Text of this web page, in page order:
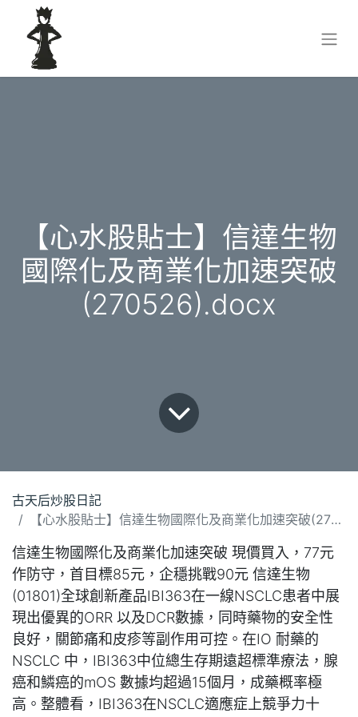
【心水股貼士】信達生物
國際化及商業化加速突破
(270526).docx
古天后炒股日記
【心水股貼士】信達生物國際化及商業化加速突破(270526).docx
信達生物國際化及商業化加速突破 現價買入，77元
作防守，首目標85元，企穩挑戰90元 信達生物
(01801)全球創新產品IBI363在一線NSCLC患者中展
現出優異的ORR 以及DCR數據，同時藥物的安全性
良好，關節痛和皮疹等副作用可控。在IO 耐藥的
NSCLC 中，IBI363中位總生存期遠超標準療法，腺
癌和鱗癌的mOS 數據均超過15個月，成藥概率極
高。整體看，IBI363在NSCLC適應症上競爭力十